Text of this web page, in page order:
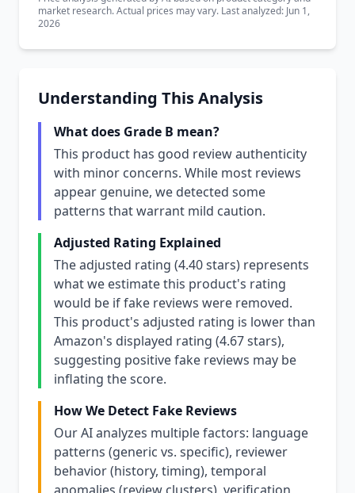
market research. Actual prices may vary. Last analyzed: Jun 1,
2026
Understanding This Analysis
What does Grade B mean?
This product has good review authenticity
with minor concerns. While most reviews
appear genuine, we detected some
patterns that warrant mild caution.
Adjusted Rating Explained
The adjusted rating (4.40 stars) represents
what we estimate this product's rating
would be if fake reviews were removed.
This product's adjusted rating is lower than
Amazon's displayed rating (4.67 stars),
suggesting positive fake reviews may be
inflating the score.
How We Detect Fake Reviews
Our AI analyzes multiple factors: language
patterns (generic vs. specific), reviewer
behavior (history, timing), temporal